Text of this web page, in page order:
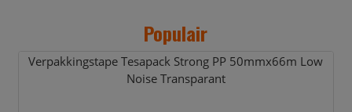
Populair
Verpakkingstape Tesapack Strong PP 50mmx66m Low
Noise Transparant